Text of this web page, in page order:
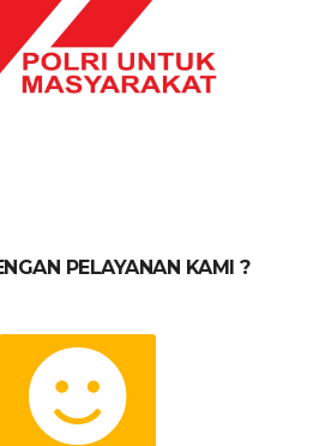
PELAYANAN KAMI ?